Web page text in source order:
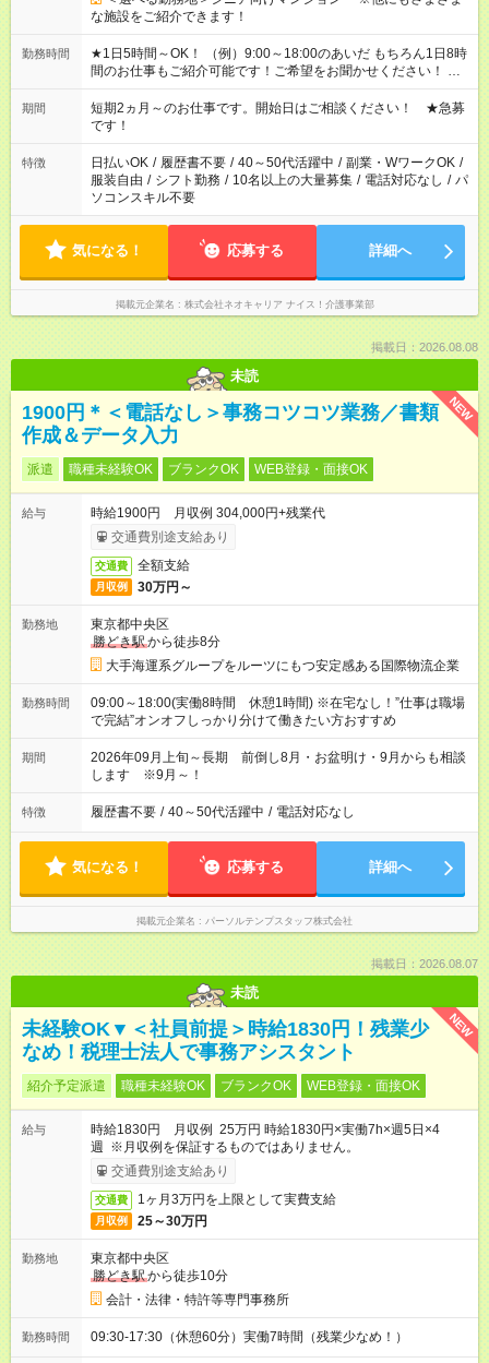
な施設をご紹介できます！
勤務時間
★1日5時間～OK！ （例）9:00～18:00のあいだ もちろん1日8時
間のお仕事もご紹介可能です！ご希望をお聞かせください！ ★
家庭の都合でお休みが必要な場合も遠慮なくご相談ください。
※週最低15時間以上の勤務が必要です
期間
短期2ヵ月～のお仕事です。開始日はご相談ください！ ★急募
です！
特徴 日払いOK / 履歴書不要 / 40～50代活躍中 / 副業・WワークOK /
服装自由 / シフト勤務 / 10名以上の大量募集 / 電話対応なし / パ
ソコンスキル不要
気になる！ 応募する 詳細へ
掲載元企業名 株式会社ネオキャリア ナイス！介護事業部
掲載日：2026.08.08
未読
NEW
1900円＊＜電話なし＞事務コツコツ業務／書類
作成＆データ入力
派遣 職種未経験OK ブランクOK WEB登録・面接OK
給与
時給1900円 月収例 304,000円+残業代
交通費別途支給あり
交通費 全額支給
月収例 30万円～
勤務地
東京都中央区
勝どき駅から徒歩8分
大手海運系グループをルーツにもつ安定感ある国際物流企業
勤務時間
09:00～18:00(実働8時間 休憩1時間) ※在宅なし！”仕事は職場
で完結”オンオフしっかり分けて働きたい方おすすめ
期間
2026年09月上旬～長期 前倒し8月・お盆明け・9月からも相談
します ※9月～！
特徴 履歴書不要 / 40～50代活躍中 / 電話対応なし
気になる！ 応募する 詳細へ
掲載元企業名 パーソルテンプスタッフ株式会社
掲載日：2026.08.07
未読
NEW
未経験OK▼＜社員前提＞時給1830円！残業少
なめ！税理士法人で事務アシスタント
紹介予定派遣 職種未経験OK ブランクOK WEB登録・面接OK
給与
時給1830円 月収例 25万円 時給1830円×実働7h×週5日×4
週 ※月収例を保証するものではありません。
交通費別途支給あり
交通費 1ヶ月3万円を上限として実費支給
月収例 25～30万円
勤務地
東京都中央区
勝どき駅から徒歩10分
会計・法律・特許等専門事務所
勤務時間 09:30-17:30（休憩60分）実働7時間（残業少なめ！）